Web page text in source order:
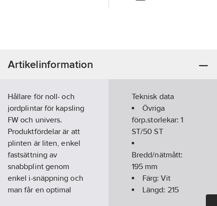
Artikelinformation
Hållare för noll- och
jordplintar för kapsling
FW och univers.
Produktfördelar är att
plinten är liten, enkel
fastsättning av
snabbplint genom
enkel i-snäppning och
man får en optimal
Teknisk data
Övriga
förp.storlekar:1
ST/50 ST
Bredd/nätmått:
195 mm
Färg:Vit
Längd: 215